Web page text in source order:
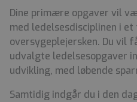
Dine primære opgaver vil
med ledelsesdisciplinen i
oversygeplejersken. Du vil
udvalgte ledelsesopgaver
udvikling, med løbende
Samtidig indgår du i den